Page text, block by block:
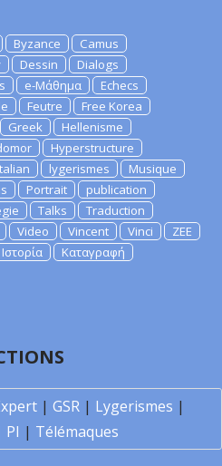
Byzance
Camus
Dessin
Dialogs
e-Μάθημα
Echecs
Feutre
Free Korea
Greek
Hellenisme
Hyperstructure
lygerismes
Musique
Portrait
publication
Talks
Traduction
Video Vincent Vinci
ZEE
Καταγραφή
| GSR| Lygerismes |
PI | Télémaques